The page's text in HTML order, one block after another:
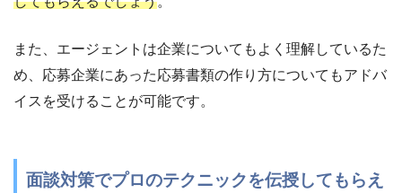
また、エージェントは企業についてもよく理解しているた
め、応募企業にあった応募書類の作り方についてもアドバ
イスを受けることが可能です。
面談対策でプロのテクニックを伝授してもらえ